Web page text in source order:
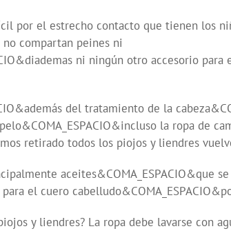
por el estrecho contacto que tienen los
compartan peines ni
ni ningún otro accesorio
del tratamiento de la
la ropa de
retirado todos los piojos y liendres
aceites&COMA_ESPACIO&que
el cuero
y liendres? La ropa debe lavarse con